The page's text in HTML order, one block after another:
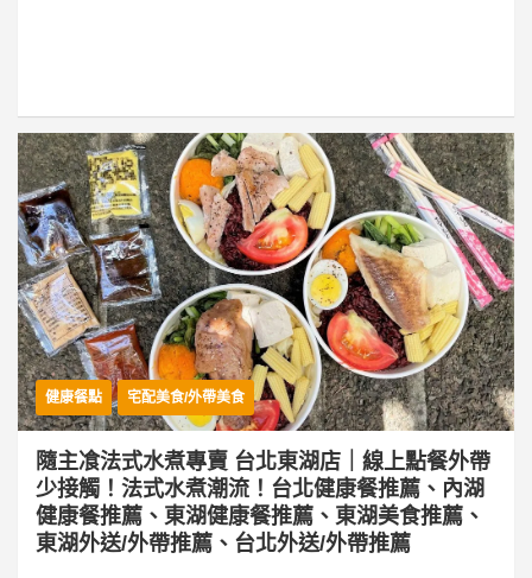
健康餐點 宅配美食/外帶美食
隨主飡法式水煮專賣 台北東湖店｜線上點餐外帶
少接觸！法式水煮潮流！台北健康餐推薦、內湖
健康餐推薦、東湖健康餐推薦、東湖美食推薦、
東湖外送/外帶推薦、台北外送/外帶推薦